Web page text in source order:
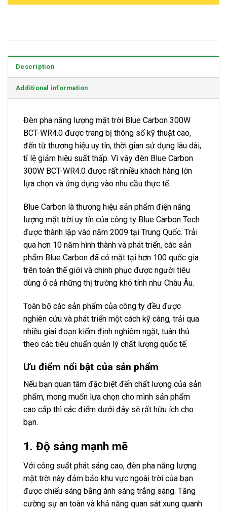
Description
Additional information
Đèn pha năng lượng mặt trời Blue Carbon 300W
BCT-WR4.0 được trang bị thông số kỹ thuật cao,
đến từ thương hiệu uy tín, thời gian sử dụng lâu dài,
tỉ lệ giảm hiệu suất thấp. Vì vậy đèn Blue Carbon
300W BCT-WR4.0 được rất nhiều khách hàng lớn
lựa chọn và ứng dụng vào nhu cầu thực tế.
Blue Carbon là thương hiệu sản phẩm điện năng
lượng mặt trời uy tín của công ty Blue Carbon Tech
được thành lập vào năm 2009 tại Trung Quốc. Trải
qua hơn 10 năm hình thành và phát triển, các sản
phẩm Blue Carbon đã có mặt tại hơn 100 quốc gia
trên toàn thế giới và chinh phục được người tiêu
dùng ở cả những thị trường khó tính như Châu Âu.
Toàn bộ các sản phẩm của công ty đều được
nghiên cứu và phát triển một cách kỹ càng, trải qua
nhiều giai đoạn kiểm định nghiêm ngặt, tuân thủ
theo các tiêu chuẩn quản lý chất lượng quốc tế.
Ưu điểm nổi bật của sản phẩm
Nếu bạn quan tâm đặc biệt đến chất lượng của sản
phẩm, mong muốn lựa chọn cho mình sản phẩm
cao cấp thì các điểm dưới đây sẽ rất hữu ích cho
bạn.
1. Độ sáng mạnh mẽ
Với công suất phát sáng cao, đèn pha năng lượng
mặt trời này đảm bảo khu vực ngoài trời của bạn
được chiếu sáng bằng ánh sáng trắng sáng. Tăng
cường sự an toàn và khả năng quan sát xung quanh